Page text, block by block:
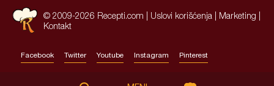
© 2009-2026 Recepti.com | Uslovi korišćenja Marketing
Kontakt
Facebook Twitter Youtube Instagram Pinterest